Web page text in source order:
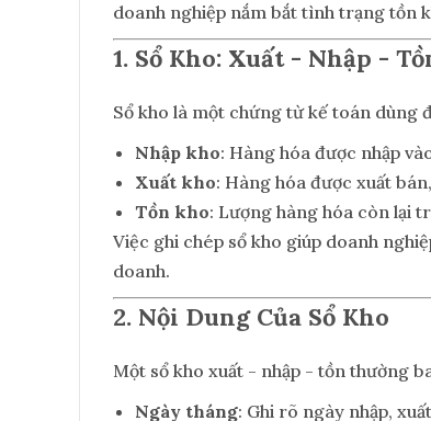
doanh nghiệp nắm bắt tình trạng tồn
1. Sổ Kho: Xuất - Nhập -
Sổ kho là một chứng từ kế toán dùng
Nhập kho: Hàng hóa được nhập
Xuất kho: Hàng hóa được xuất
Tồn kho: Lượng hàng hóa còn lại
Việc ghi chép sổ kho giúp doanh
doanh.
2. Nội Dung Của Sổ Kho
Một sổ kho xuất - nhập - tồn thường
Ngày tháng: Ghi rõ ngày nhập,